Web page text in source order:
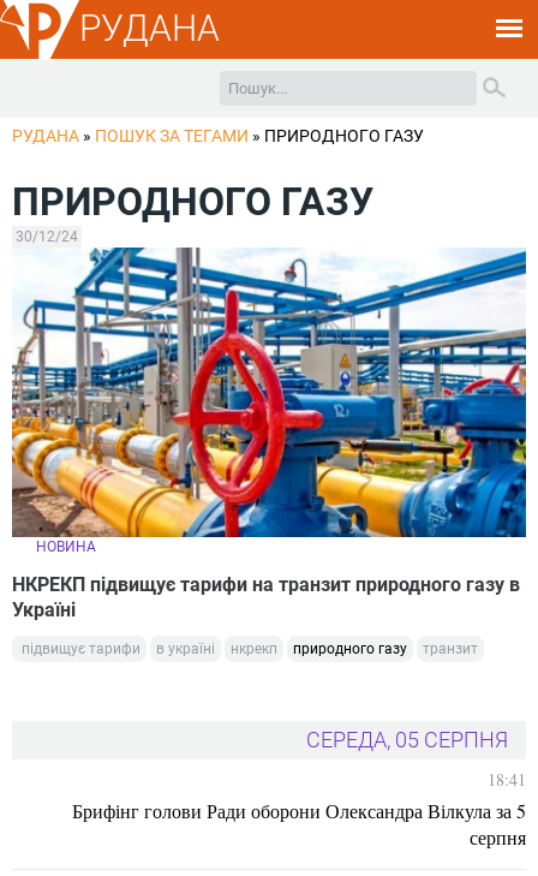
РУДАНА
РУДАНА » ПОШУК ЗА ТЕГАМИ » ПРИРОДНОГО ГАЗУ
ПРИРОДНОГО ГАЗУ
30/12/24
НОВИНА
НКРЕКП підвищує тарифи на транзит природного газу в
Україні
підвищує тарифи в україні нкрекп природного газу транзит
СЕРЕДА, 05 СЕРПНЯ
18:41
Брифінг голови Ради оборони Олександра Вілкула за 5
серпня